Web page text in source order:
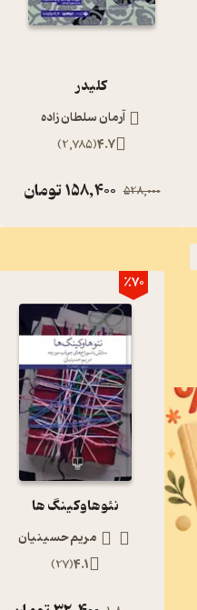
کلیدر
آرمان سلطان زاده
4.7
(
2,785
)
528,000
158,400تومان
٪70
نئوهاوکینگ ها
مریم حسینیان
4.1
(
27
)